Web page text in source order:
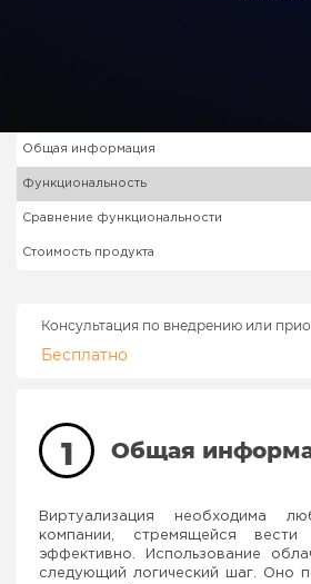
1 Общая
Виртуализация необходима
компании, стремящейся
эффективно. Использование
следующий логический шаг. Оно
Общая информация
Функциональность
Сравнение функциональности
Стоимость продукта
Консультация по внедрению или
Бесплатно